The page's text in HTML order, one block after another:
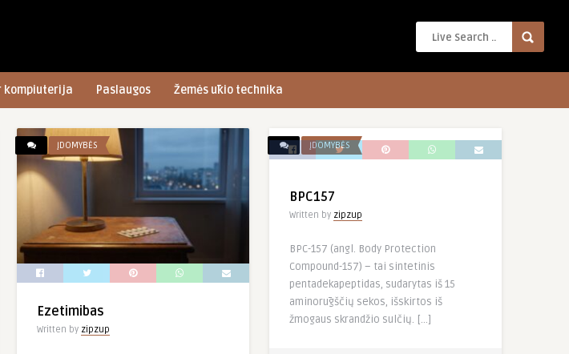
kompiuterija Paslaugos Žemės ūkio technika
ĮDOMYBĖS
Ezetimibas
Written by zipzup
ĮDOMYBĖS
BPC157
Written by zipzup
BPC-157 (angl. Body Protection
Compound-157) – tai sintetinis
pentadekapeptidas, sudarytas iš 15
aminorūgščių sekos, išskirtos iš
žmogaus skrandžio sulčių. […]